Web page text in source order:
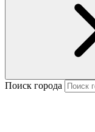
Поиск города